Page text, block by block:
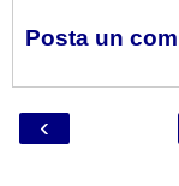
Posta un
‹